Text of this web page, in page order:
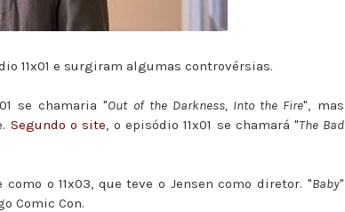
11x01 e surgiram algumas controvérsias.
se chamaria "Out of the Darkness, Into the Fire", mas
Segundo o site, o episódio 11x01 se chamará "The Bad
o 11x03, que teve o Jensen como diretor. "Baby"
Comic Con.